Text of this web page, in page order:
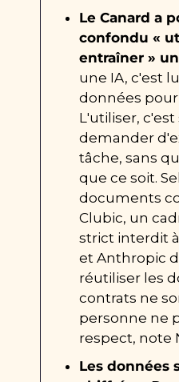
Le Canard a
confondu «
entraîner »
une IA, c'est
données
L'utiliser,
demander
tâche, sans
que ce soit.
documents
Clubic, un
strict interdit
et Anthropic
réutiliser les
contrats ne
personne ne
respect, note
Les données